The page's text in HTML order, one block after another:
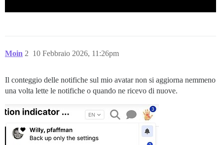
Moin 10 Febbraio 2026, 11:26pm
2
Il conteggio delle notifiche sul mio avatar non si aggiorna nemmeno
una volta lette le notifiche o quando ne ricevo di nuove.